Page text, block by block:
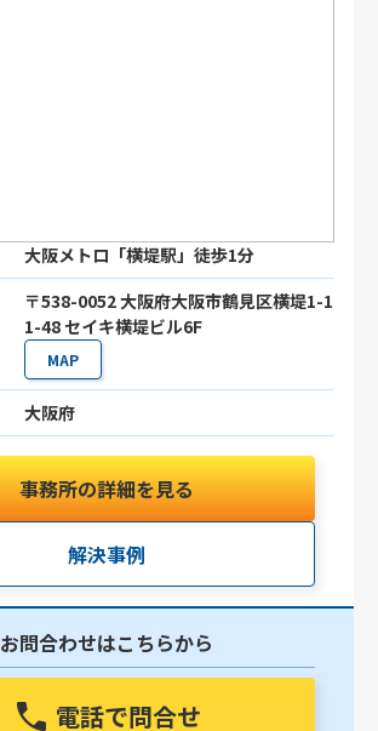
大阪メトロ「横堤駅」徒歩1分
〒538-0052 大阪府大阪市鶴見区横堤1-1
1-48 セイキ横堤ビル6F
MAP
大阪府
事務所の詳細を見る
解決事例
お問合わせはこちらから
電話で問合せ